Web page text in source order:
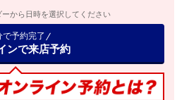
から日時を選択してください
で予約完了
ンで来店予約